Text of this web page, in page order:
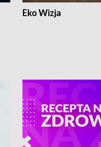
Eko Wizja